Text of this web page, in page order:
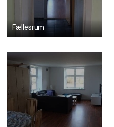
Fællesrum